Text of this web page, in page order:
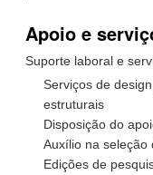
Apoio e
Suporte laboral e
Serviços de
estruturais
Disposição do
Auxílio na seleção
Edições de